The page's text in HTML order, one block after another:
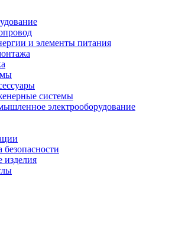
и элементы питания
системы
электрооборудование
безопасности
изделия